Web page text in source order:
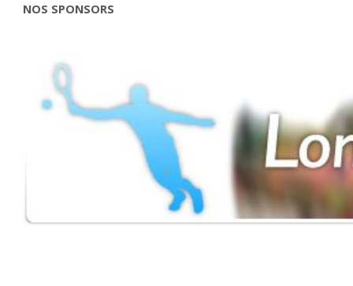
NOS SPONSORS